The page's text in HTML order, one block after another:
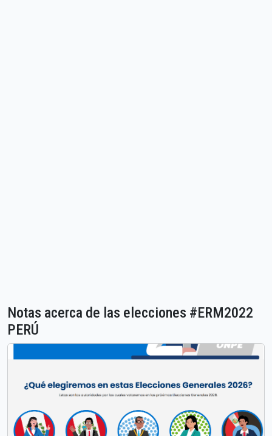
Notas acerca de las elecciones #ERM2022
PERÚ